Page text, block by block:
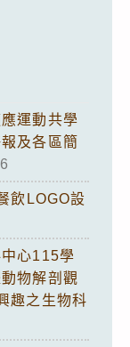
運動共學
及各區簡
飲LOGO設
心115學
物解剖觀
趣之生物科